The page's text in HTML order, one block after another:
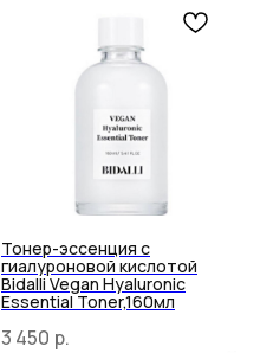
Тонер-эссенция с
гиалуроновой кислотой
Bidalli Vegan Hyaluronic
Essential Toner,160мл
3 450 р.